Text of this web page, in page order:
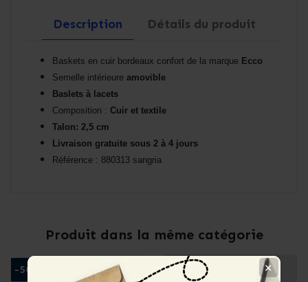
Description Détails du produit
Baskets en cuir bordeaux confort de la marque Ecco
Semelle intérieure amovible
Baslets à lacets
Composition : Cuir et textile
Talon: 2,5 cm
Livraison gratuite sous 2 à 4 jours
Référence : 880313 sangria
Produit dans la même catégorie
-50% ✕